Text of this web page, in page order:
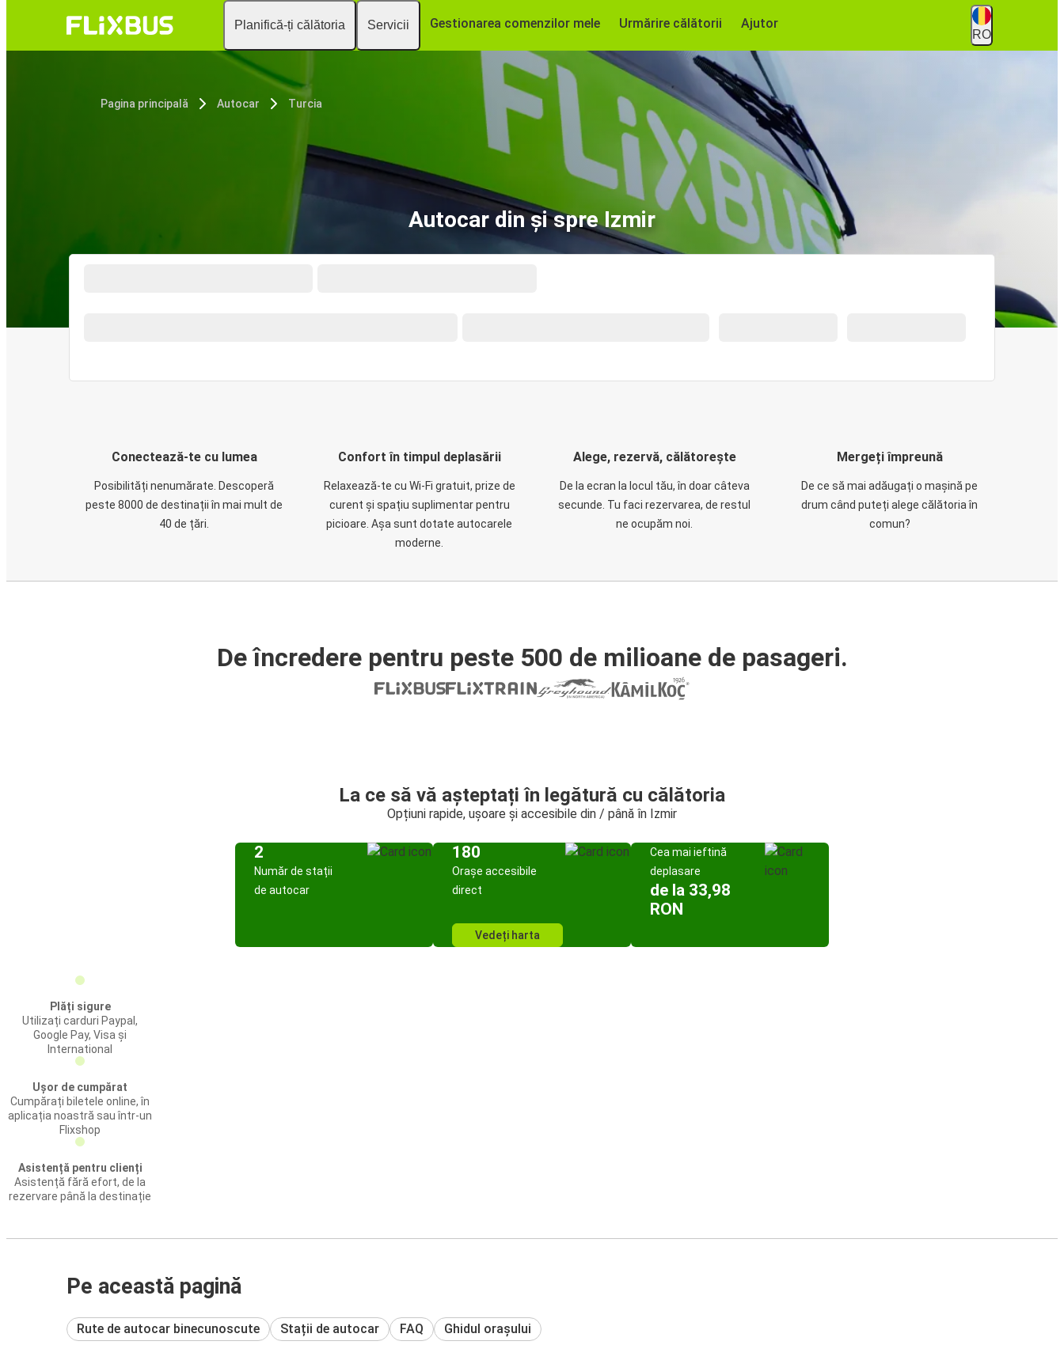
Planifică-ți călătoria Servicii Gestionarea comenzilor mele Urmărire călătorii Ajutor
RO
Pagina principală Autocar Turcia
Autocar din și spre Izmir
Conectează-te cu lumea
Posibilități nenumărate. Descoperă
peste 8000 de destinații în mai mult de
40 de țări.
Confort în timpul deplasării
Relaxează-te cu Wi-Fi gratuit, prize de
curent și spațiu suplimentar pentru
picioare. Așa sunt dotate autocarele
moderne.
Alege, rezervă, călătorește
De la ecran la locul tău, în doar câteva
secunde. Tu faci rezervarea, de restul
ne ocupăm noi.
Mergeți împreună
De ce să mai adăugați o mașină pe
drum când puteți alege călătoria în
comun?
De încredere pentru peste 500 de milioane de pasageri.
La ce să vă așteptați în legătură cu călătoria
Opțiuni rapide, ușoare și accesibile din / până în Izmir
2
Număr de stații
de autocar
180
Orașe accesibile
direct
Vedeți harta
Cea mai ieftină
deplasare
de la 33,98
RON
Plăți sigure
Utilizați carduri Paypal,
Google Pay, Visa și
International
Ușor de cumpărat
Cumpărați biletele online, în
aplicația noastră sau într-un
Flixshop
Asistență pentru clienți
Asistență fără efort, de la
rezervare până la destinație
Pe această pagină
Rute de autocar binecunoscute Stații de autocar FAQ Ghidul orașului